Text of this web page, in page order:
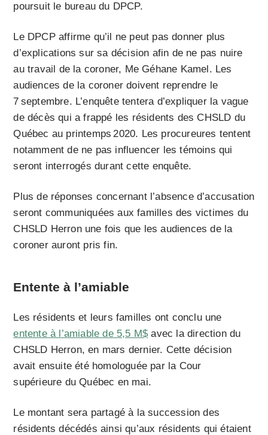
poursuit le bureau du DPCP.
Le DPCP affirme qu’il ne peut pas donner plus
d’explications sur sa décision afin de ne pas nuire
au travail de la coroner, Me Géhane Kamel. Les
audiences de la coroner doivent reprendre le
7 septembre. L’enquête tentera d’expliquer la vague
de décès qui a frappé les résidents des CHSLD du
Québec au printemps 2020. Les procureures tentent
notamment de ne pas influencer les témoins qui
seront interrogés durant cette enquête.
Plus de réponses concernant l’absence d’accusation
seront communiquées aux familles des victimes du
CHSLD Herron une fois que les audiences de la
coroner auront pris fin.
Entente à l’amiable
Les résidents et leurs familles ont conclu une
entente à l’amiable de 5,5 M$avec la direction du
CHSLD Herron, en mars dernier. Cette décision
avait ensuite été homologuée par la Cour
supérieure du Québec en mai.
Le montant sera partagé à la succession des
résidents décédés ainsi qu’aux résidents qui étaient